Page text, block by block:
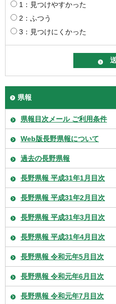
1：見つけやすかった
2：ふつう
3：見つけにくかった
県報
県報目次メール ご利用条件
Web版長野県報について
過去の長野県報
長野県報 平成31年1月目次
長野県報 平成31年2月目次
長野県報 平成31年3月目次
長野県報 平成31年4月目次
長野県報 令和元年5月目次
長野県報 令和元年6月目次
長野県報 令和元年7月目次